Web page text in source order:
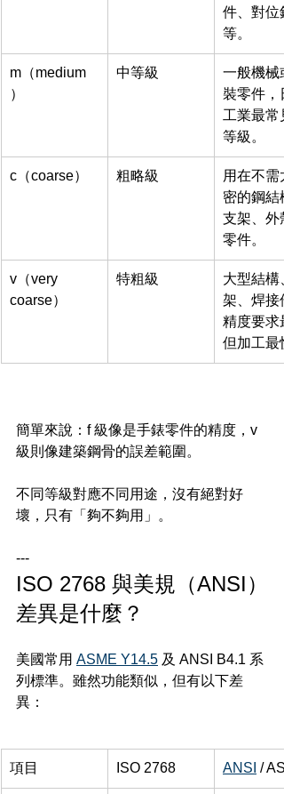
件、對位
等。
m（medium
）
中等級
一般機械
裝零件，
工業最常
等級。
c（coarse） 粗略級
用在不需
密的鋼結
支架、外
零件。
v（very
coarse）
特粗級
大型結構
架、焊接
精度要求
但加工最
簡單來說：f 級像是手錶零件的精度，v
級則像建築鋼骨的誤差範圍。
不同等級對應不同用途，沒有絕對好
壞，只有「夠不夠用」。
---
ISO 2768 與美規（ANSI）
差異是什麼？
美國常用 ASME Y14.5 及 ANSI B4.1 系
列標準。雖然功能類似，但有以下差
異：
項目 ISO 2768 ANSI /